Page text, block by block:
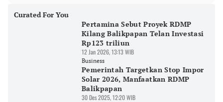
Curated For You
Pertamina Sebut Proyek RDMP
Kilang Balikpapan Telan Investasi
Rp123 triliun
12 Jan 2026, 13:13 WIB
Business
Pemerintah Targetkan Stop Impor
Solar 2026, Manfaatkan RDMP
Balikpapan
30 Des 2025, 12:20 WIB